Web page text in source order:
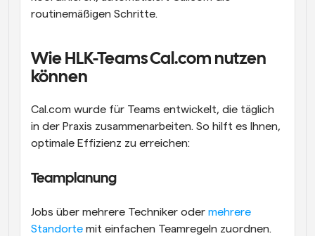
routinemäßigen Schritte.
Wie HLK-Teams Cal.com nutzen
können
Cal.com wurde für Teams entwickelt, die täglich
in der Praxis zusammenarbeiten. So hilft es Ihnen,
optimale Effizienz zu erreichen:
Teamplanung
Jobs über mehrere Techniker oder mehrere
Standorte mit einfachen Teamregeln zuordnen.